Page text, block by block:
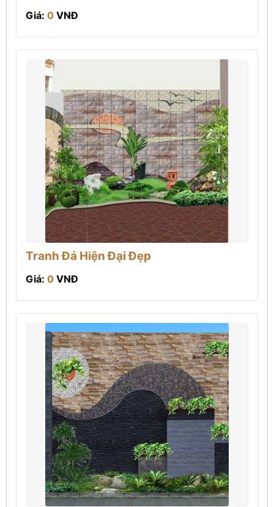
Giá: 0 VNĐ
Tranh Đá Hiện Đại Đẹp
Giá: 0 VNĐ